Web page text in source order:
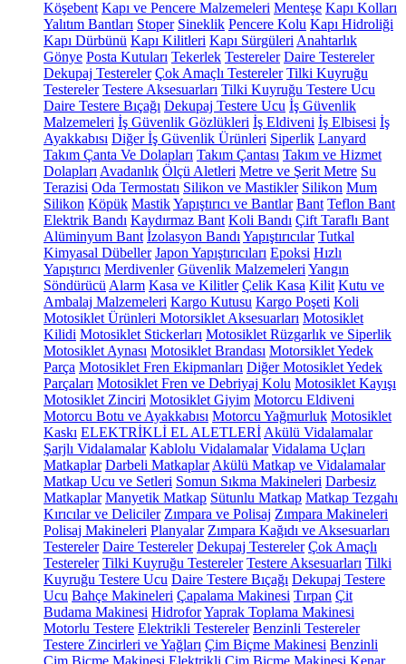
Köşebent Kapı ve Pencere Malzemeleri Menteşe Kapı Kolları
Yalıtım Bantları Stoper Sineklik Pencere Kolu Kapı Hidroliği
Kapı Dürbünü Kapı Kilitleri Kapı Sürgüleri Anahtarlık
Gönye Posta Kutuları Tekerlek Testereler Daire Testereler
Dekupaj Testereler Çok Amaçlı Testereler Tilki Kuyruğu
Testereler Testere Aksesuarları Tilki Kuyruğu Testere Ucu
Daire Testere Bıçağı Dekupaj Testere Ucu İş Güvenlik
Malzemeleri İş Güvenlik Gözlükleri İş Eldiveni İş Elbisesi İş
Ayakkabısı Diğer İş Güvenlik Ürünleri Siperlik Lanyard
Takım Çanta Ve Dolapları Takım Çantası Takım ve Hizmet
Dolapları Avadanlık Ölçü Aletleri Metre ve Şerit Metre Su
Terazisi Oda Termostatı Silikon ve Mastikler Silikon Mum
Silikon Köpük MastikYapıştırıcı ve Bantlar Bant Teflon Bant
Elektrik Bandı Kaydırmaz Bant Koli Bandı Çift Taraflı Bant
Alüminyum Bant İzolasyon Bandı Yapıştırıcılar Tutkal
Kimyasal Dübeller Japon Yapıştırıcıları Epoksi Hızlı
Yapıştırıcı Merdivenler Güvenlik Malzemeleri Yangın
Söndürücü Alarm Kasa ve Kilitler Çelik Kasa Kilit Kutu ve
Ambalaj Malzemeleri Kargo Kutusu Kargo Poşeti Koli
Motosiklet Ürünleri Motorsiklet Aksesuarları Motosiklet
Kilidi Motosiklet Stickerları Motosiklet Rüzgarlık ve Siperlik
Motosiklet Aynası Motosiklet Brandası Motorsiklet Yedek
Parça Motosiklet Fren Ekipmanları Diğer Motosiklet Yedek
Parçaları Motosiklet Fren ve Debriyaj Kolu Motosiklet Kayışı
Motosiklet Zinciri Motosiklet Giyim Motorcu Eldiveni
Motorcu Botu ve Ayakkabısı Motorcu Yağmurluk Motosiklet
Kaskı ELEKTRİKLİ EL ALETLERİ Akülü Vidalamalar
Şarjlı Vidalamalar Kablolu Vidalamalar Vidalama Uçları
Matkaplar Darbeli Matkaplar Akülü Matkap ve Vidalamalar
Matkap Ucu ve Setleri Somun Sıkma Makineleri Darbesiz
Matkaplar Manyetik Matkap Sütunlu Matkap Matkap Tezgahı
Kırıcılar ve Deliciler Zımpara ve Polisaj Zımpara Makineleri
Polisaj Makineleri Planyalar Zımpara Kağıdı ve Aksesuarları
Testereler Daire Testereler Dekupaj Testereler Çok Amaçlı
Testereler Tilki Kuyruğu Testereler Testere Aksesuarları Tilki
Kuyruğu Testere Ucu Daire Testere Bıçağı Dekupaj Testere
Ucu Bahçe Makineleri Çapalama Makinesi Tırpan Çit
Budama Makinesi HidroforYaprak Toplama Makinesi
Motorlu Testere Elektrikli Testereler Benzinli Testereler
Testere Zincirleri ve Yağları Çim Biçme Makinesi Benzinli
Çim Biçme Makinesi Elektrikli Çim Biçme Makinesi Kenar